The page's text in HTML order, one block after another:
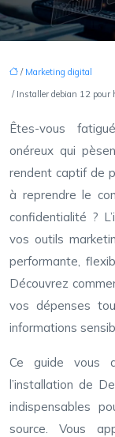
/ Marketing digital
/ Installer debian 12 pour
Êtes-vous
onéreux qui
rendent captif de
à reprendre le
confidentialité ?
vos outils
performante,
Découvrez
vos dépenses
informations
Ce guide vous
l’installation de
indispensables
source. Vous